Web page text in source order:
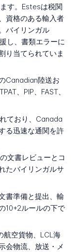
す。Estesは税関
資格のある輸入者
バイリンガル
し、書類エラーに
り当てられていま
Canadian陸送お
、PIP、FAST、
ており、Canada
る迅速な通関を許
文書レビューとコ
たバイリンガルサ
書準備と提出、輸
10+2ルールの下で
航空貨物、LCL海
会物流、放送・メ